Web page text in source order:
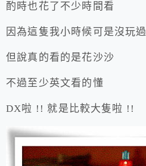
酌時也花了不少時間看
因為這隻我小時候可是沒玩過
但說真的看的是花沙沙
不過至少英文看的懂
DX啦 !! 就是比較大隻啦 !!